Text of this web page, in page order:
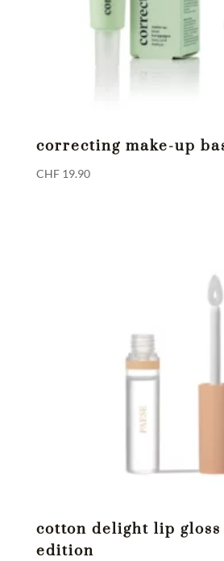
correcting make-up
CHF19.90
cotton delight lip
edition